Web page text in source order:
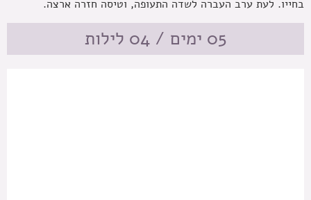
05 ימים / 04 לילות
בחייו. לעת ערב העברה לשדה התעופה, וטיסה חזרה ארצה.